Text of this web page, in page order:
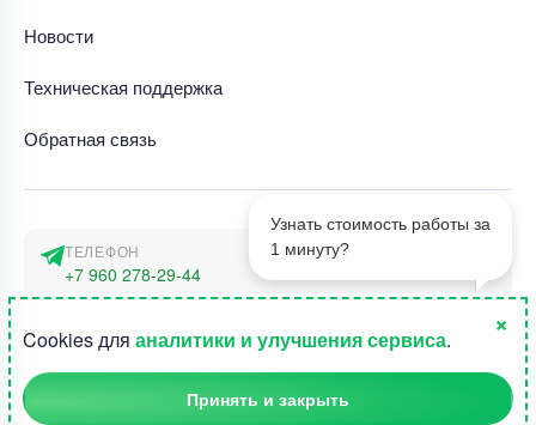
1
Узнать стоимость работы за
1 минуту?
Новости
Техническая поддержка
Обратная связь
ТЕЛЕФОН
+7 960 278-29-44
г. Москва, наб. Тараса Шевченко 23а
©2015-2026, Студландия -
Cookies для аналитики и улучшения сервиса.
×
Принять и закрыть